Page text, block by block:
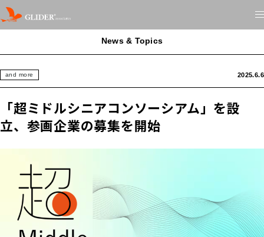
News & Topics
and more 2025.6.6
「超ミドルシニアコンソーシアム」を設
立、参画企業の募集を開始